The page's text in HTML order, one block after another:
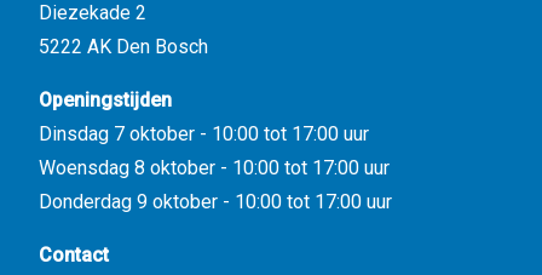
Diezekade 2
5222 AK Den Bosch
Openingstijden
Dinsdag 7 oktober - 10:00 tot 17:00 uur
Woensdag 8 oktober - 10:00 tot 17:00 uur
Donderdag 9 oktober - 10:00 tot 17:00 uur
Contact